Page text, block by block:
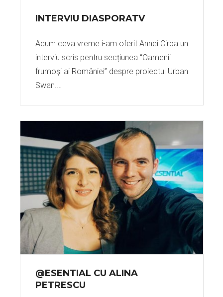
INTERVIU DIASPORATV
Acum ceva vreme i-am oferit Annei Cirba un
interviu scris pentru secțiunea “Oamenii
frumoşi ai României” despre proiectul Urban
Swan.…
@ESENTIAL CU ALINA
PETRESCU